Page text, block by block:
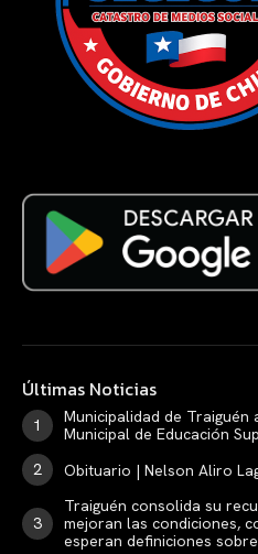
Últimas Noticias
Municipalidad de
Municipal de Educación
Obituario | Nelson Aliro
Traiguén consolida su
mejoran las condiciones,
esperan definiciones